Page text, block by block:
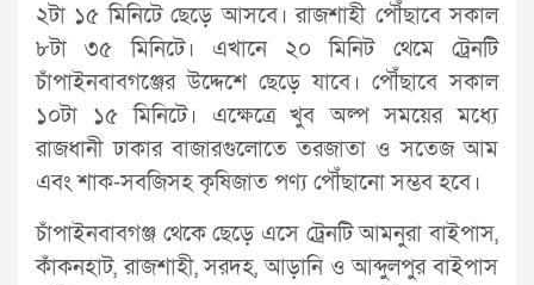
২টা ১৫ মিনিটে ছেড়ে আসবে। রাজশাহী পৌঁছাবে সকাল
৮টা ৩৫ মিনিটে। এখানে ২০ মিনিট থেমে ট্রেনটি
চাঁপাইনবাবগঞ্জের উদ্দেশে ছেড়ে যাবে। পৌঁছাবে সকাল
১০টা ১৫ মিনিটে। এক্ষেত্রে খুব অল্প সময়ের মধ্যে
রাজধানী ঢাকার বাজারগুলোতে তরজাতা ও সতেজ আম
এবং শাক-সবজিসহ কৃষিজাত পণ্য পৌঁছানো সম্ভব হবে।
চাঁপাইনবাবগঞ্জ থেকে ছেড়ে এসে ট্রেনটি আমনুরা বাইপাস,
কাঁকনহাট, রাজশাহী, সরদহ, আড়ানি ও আব্দুলপুর বাইপাস